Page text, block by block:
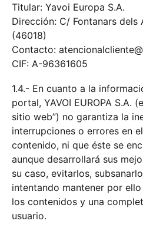
Titular: Yavoi Europa S.A.
Dirección: C/ Fontanars dels
(46018)
Contacto:
CIF: A-96361605
1.4.- En cuanto a la
portal, YAVOI EUROPA S.A.
sitio web”) no garantiza la
interrupciones o errores en
contenido, ni que éste se
aunque desarrollará sus
su caso, evitarlos,
intentando mantener por
los contenidos y una
usuario.